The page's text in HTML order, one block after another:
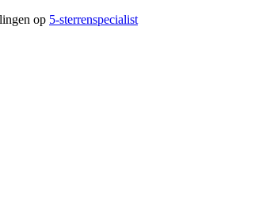
op 5-sterrenspecialist